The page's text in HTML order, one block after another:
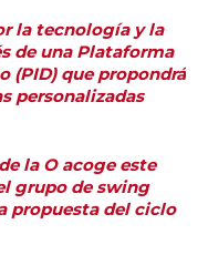
la tecnología y la
de una Plataforma
(PID) que propondrá
personalizadas
la O acoge este
grupo de swing
propuesta del ciclo